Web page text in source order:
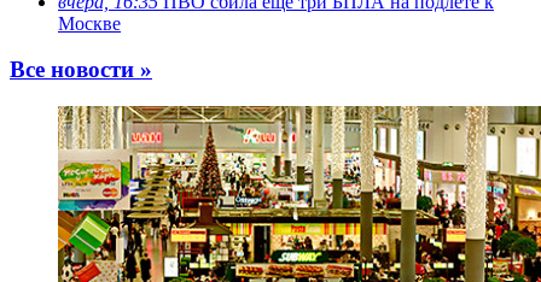
Москве
Все новости »